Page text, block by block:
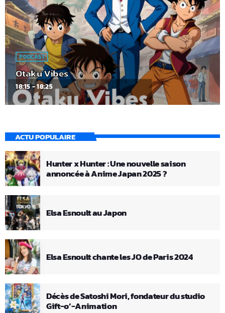
PODCAST
Otaku Vibes
18:15 - 18:25
ACTU POPULAIRE
Hunter x Hunter : Une nouvelle saison
annoncée à Anime Japan 2025 ?
Elsa Esnoult au Japon
Elsa Esnoult chante les JO de Paris 2024
Décès de Satoshi Mori, fondateur du studio
Gift-o’-Animation